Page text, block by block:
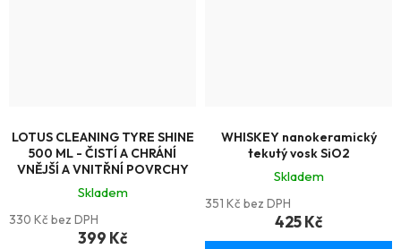
LOTUS CLEANING TYRE SHINE
500 ML - ČISTÍ A CHRÁNÍ
VNĚJŠÍ A VNITŘNÍ POVRCHY
Skladem
330 Kč bez DPH
399 Kč
WHISKEY nanokeramický
tekutý vosk SiO2
Skladem
351 Kč bez DPH
425 Kč